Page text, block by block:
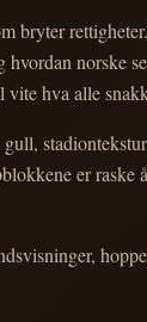
bryter
norske
hva alle
er